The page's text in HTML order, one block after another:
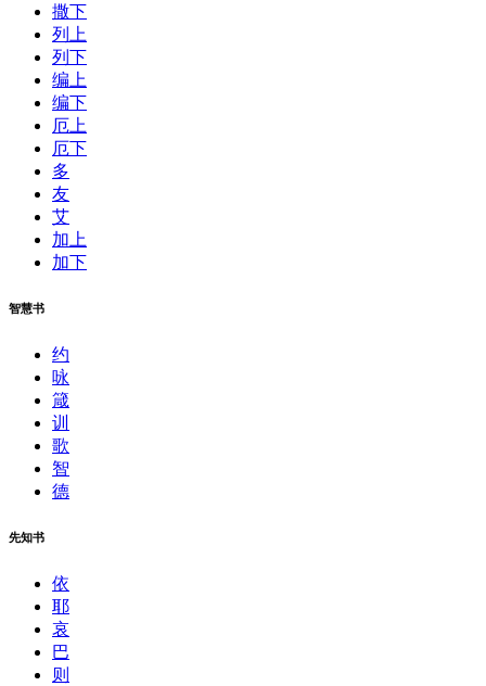
撒下
列上
列下
编上
编下
厄上
厄下
多
友
艾
加上
加下
智慧书
约
咏
箴
训
歌
智
德
先知书
依
耶
哀
巴
则